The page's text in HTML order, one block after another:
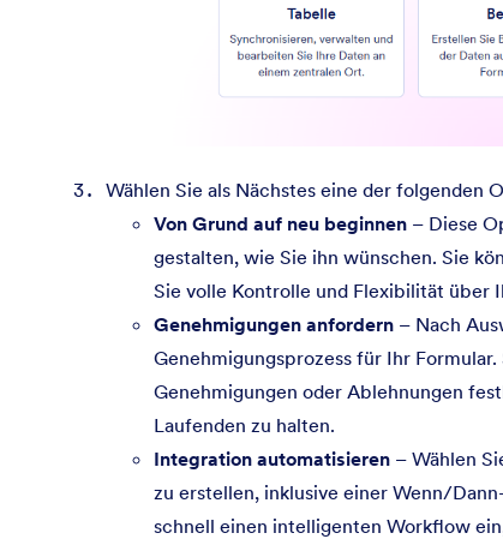
Wählen Sie als Nächstes eine der folgenden
Von Grund auf neu beginnen – Diese
gestalten, wie Sie ihn wünschen. Sie
Sie volle Kontrolle und Flexibilität über
Genehmigungen anfordern – Nach
Genehmigungsprozess für Ihr
Genehmigungen oder Ablehnungen
Laufenden zu halten.
Integration automatisieren – Wählen
zu erstellen, inklusive einer Wenn/
schnell einen intelligenten Workflow